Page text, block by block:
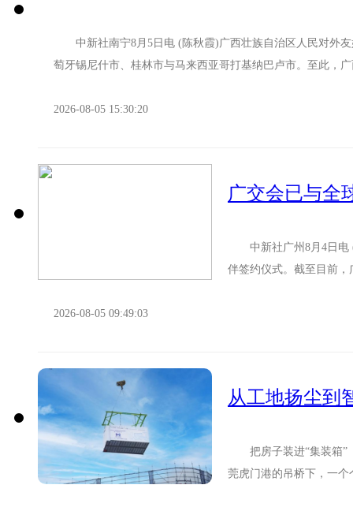
中新社南宁8月5日电 (陈秋霞)广西壮族自治区人民对外友
萄牙锡尼什市、桂林市与马来西亚哥打基纳巴卢市。至此，
2026-08-05 15:30:20
广交会已与全
中新社广州8月4日电 (
伴签约仪式。截至目前，
2026-08-05 09:49:03
从工地扬尘到
把房子装进“集装箱”
莞虎门港的吊桥下，一个